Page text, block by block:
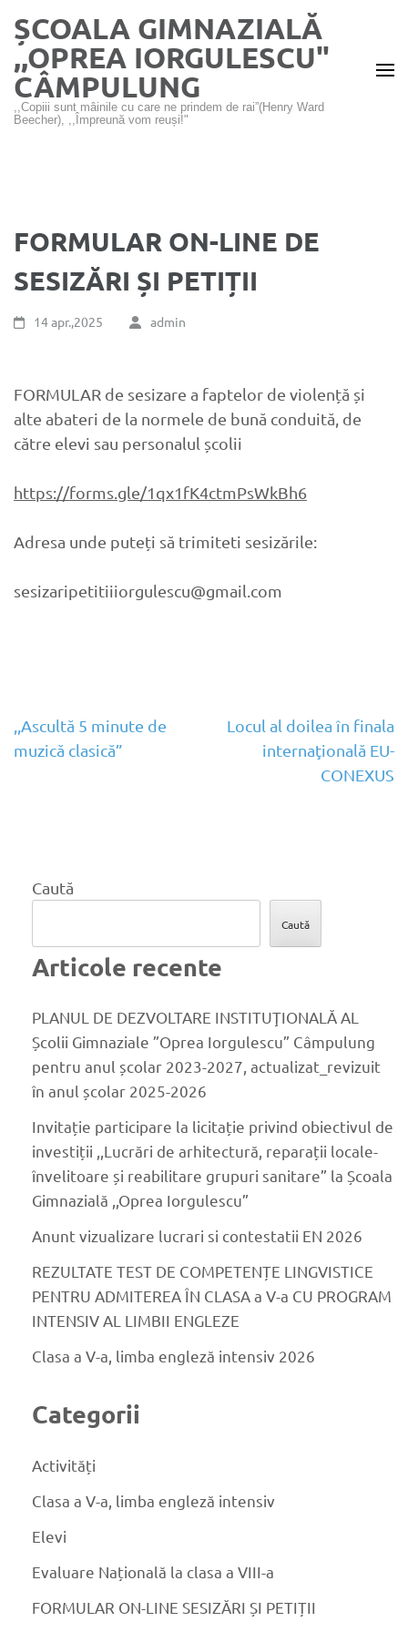
conținut
(apasă
Enter)
ȘCOALA GIMNAZIALĂ
,,OPREA IORGULESCU"
CÂMPULUNG
,,Copiii sunt mâinile cu care ne prindem de rai”(Henry Ward
Beecher), ,,Împreună vom reuși!"
FORMULAR ON-LINE DE
SESIZĂRI ȘI PETIȚII
14 apr.,2025 admin
FORMULAR de sesizare a faptelor de violență și
alte abateri de la normele de bună conduită, de
către elevi sau personalul școlii
https://forms.gle/1qx1fK4ctmPsWkBh6
Adresa unde puteți să trimiteti sesizările:
sesizaripetitiiiorgulescu@gmail.com
Navigare
în
,,Ascultă 5 minute de
muzică clasică”
Locul al doilea în finala
internaţională EU-
CONEXUS
Caută
Caută
Articole recente
PLANUL DE DEZVOLTARE INSTITUŢIONALĂ AL
Școlii Gimnaziale ”Oprea Iorgulescu” Câmpulung
pentru anul școlar 2023-2027, actualizat_revizuit
în anul școlar 2025-2026
Invitație participare la licitație privind obiectivul de
investiții ,,Lucrări de arhitectură, reparații locale-
învelitoare și reabilitare grupuri sanitare” la Școala
Gimnazială ,,Oprea Iorgulescu”
Anunt vizualizare lucrari si contestatii EN 2026
REZULTATE TEST DE COMPETENȚE LINGVISTICE
PENTRU ADMITEREA ÎN CLASA a V-a CU PROGRAM
INTENSIV AL LIMBII ENGLEZE
Clasa a V-a, limba engleză intensiv 2026
Categorii
Activități
Clasa a V-a, limba engleză intensiv
Elevi
Evaluare Națională la clasa a VIII-a
FORMULAR ON-LINE SESIZĂRI ȘI PETIȚII